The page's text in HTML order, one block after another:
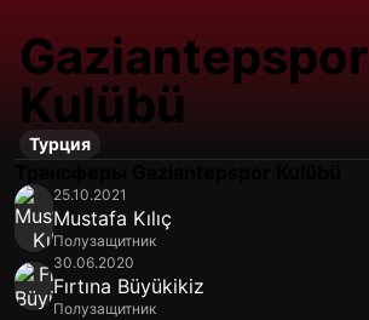
Gaziantepspor
Kulübü
Турция
25.10.2021
Mustafa Kılıç
Полузащитник
30.06.2020
Fırtına Büyükikiz
Полузащитник